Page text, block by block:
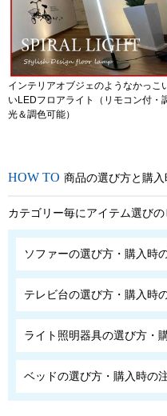
インテリアオブジェのようなかっこ
いLEDフロアライト（リモコン付・
光＆調色可能）
商品の選び方と購
カテゴリー毎にアイテム選び
ソファーの選び方・購入時
テレビ台の選び方・購入時
ライト照明器具の選び方・
ベッドの選び方・購入時の